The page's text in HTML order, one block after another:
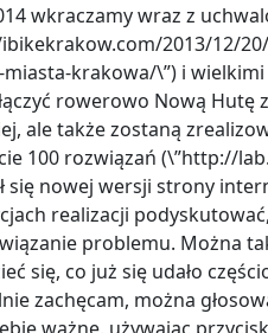
wkraczamy wraz z
2013/12/
krakowa/\”) i
rowerowo Nową Hutę
ale także zostaną
100 rozwiązań (\”http://
się nowej wersji strony
realizacji
problemu. Można
się, co już się udało
zachęcam, można